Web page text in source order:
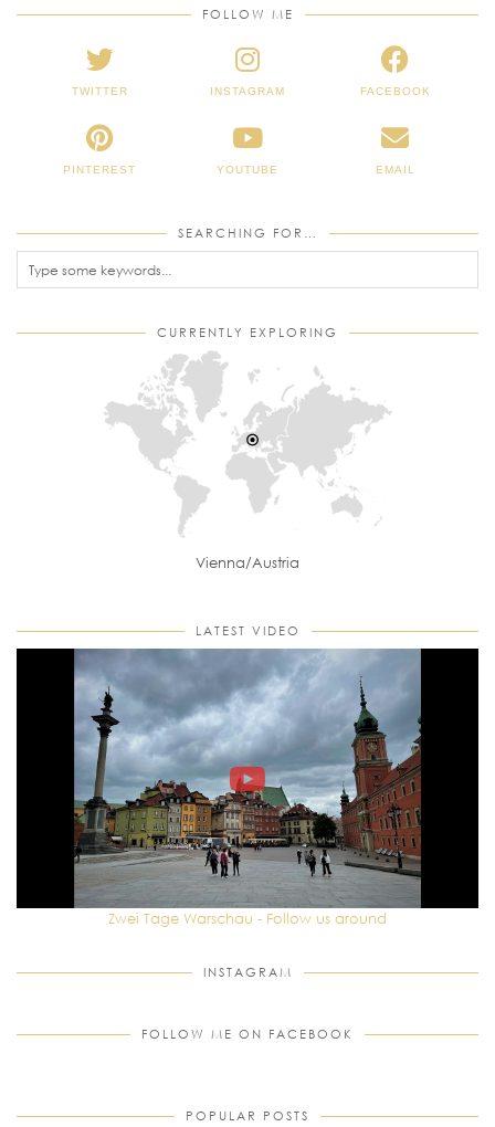
FOLLOW ME
TWITTER INSTAGRAM FACEBOOK
PINTEREST YOUTUBE EMAIL
SEARCHING FOR…
CURRENTLY EXPLORING
Vienna/Austria
LATEST VIDEO
Zwei Tage Warschau - Follow us around
INSTAGRAM
FOLLOW ME ON FACEBOOK
POPULAR POSTS